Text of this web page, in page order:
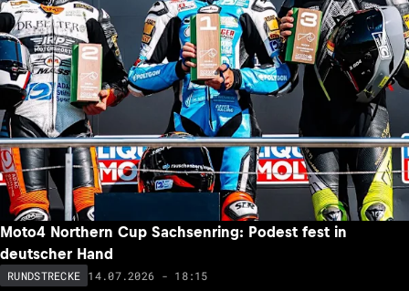
Moto4 Northern Cup Sachsenring: Podest fest in
deutscher Hand
RUNDSTRECKE 14.07.2026 - 18:15